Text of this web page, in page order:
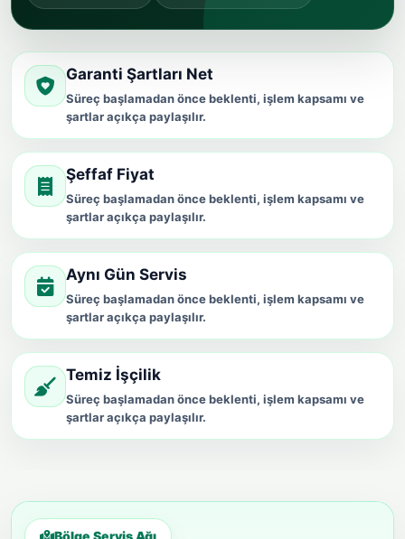
Garanti Şartları Net
Süreç başlamadan önce beklenti, işlem kapsamı ve
şartlar açıkça paylaşılır.
Şeffaf Fiyat
Süreç başlamadan önce beklenti, işlem kapsamı ve
şartlar açıkça paylaşılır.
Aynı Gün Servis
Süreç başlamadan önce beklenti, işlem kapsamı ve
şartlar açıkça paylaşılır.
Temiz İşçilik
Süreç başlamadan önce beklenti, işlem kapsamı ve
şartlar açıkça paylaşılır.
Bölge Servis Ağı